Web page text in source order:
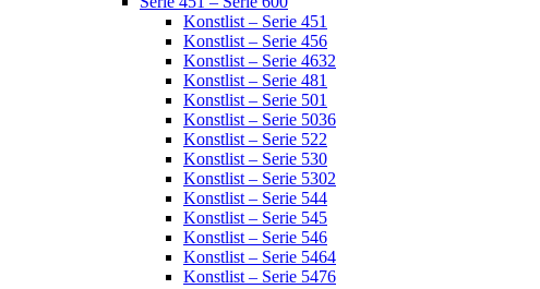
Konstlist – Serie 451
Konstlist – Serie 456
Konstlist – Serie 4632
Konstlist – Serie 481
Konstlist – Serie 501
Konstlist – Serie 5036
Konstlist – Serie 522
Konstlist – Serie 530
Konstlist – Serie 5302
Konstlist – Serie 544
Konstlist – Serie 545
Konstlist – Serie 546
Konstlist – Serie 5464
Konstlist – Serie 5476